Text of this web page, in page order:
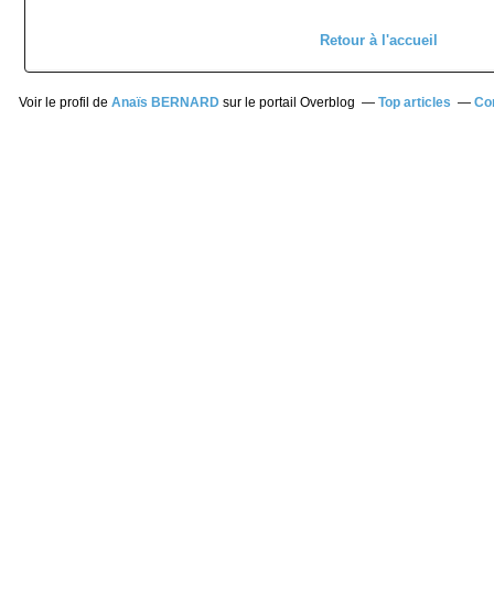
Retour à l'accueil
Voir le profil de Anaïs BERNARDsur le portail Overblog Top articles